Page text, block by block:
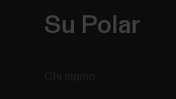
Su Polar